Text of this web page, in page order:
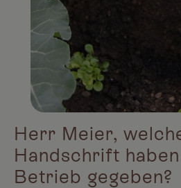
Herr Meier,
Handschrift
Betrieb gegeben?